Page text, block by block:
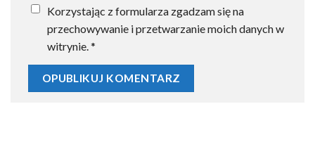
Korzystając z formularza zgadzam się na
przechowywanie i przetwarzanie moich danych w
witrynie. *